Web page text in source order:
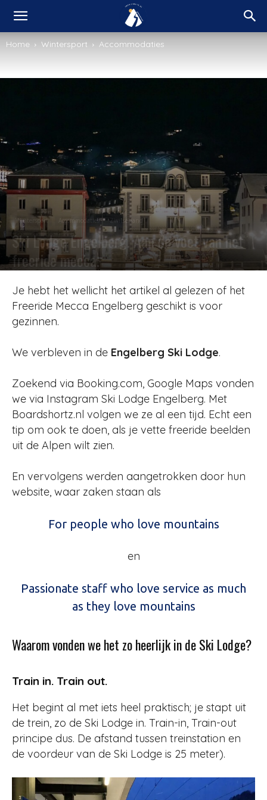
Home Wintersport Accommodaties
Wintersport Accommodaties Zwitserland
Ski Lodge Engelberg. Aan de voet van het
freeride mecca.
Je hebt het wellicht het artikel al gelezen of het
Freeride Mecca Engelberg geschikt is voor
gezinnen.
We verbleven in de Engelberg Ski Lodge.
Zoekend via Booking.com, Google Maps vonden
we via Instagram Ski Lodge Engelberg. Met
Boardshortz.nl volgen we ze al een tijd. Echt een
tip om ook te doen, als je vette freeride beelden
uit de Alpen wilt zien.
En vervolgens werden aangetrokken door hun
website, waar zaken staan als
For people who love mountains
en
Passionate staff who love service as much
as they love mountains
Waarom vonden we het zo heerlijk in de Ski Lodge?
Train in. Train out.
Het begint al met iets heel praktisch; je stapt uit
de trein, zo de Ski Lodge in. Train-in, Train-out
principe dus. De afstand tussen treinstation en
de voordeur van de Ski Lodge is 25 meter).